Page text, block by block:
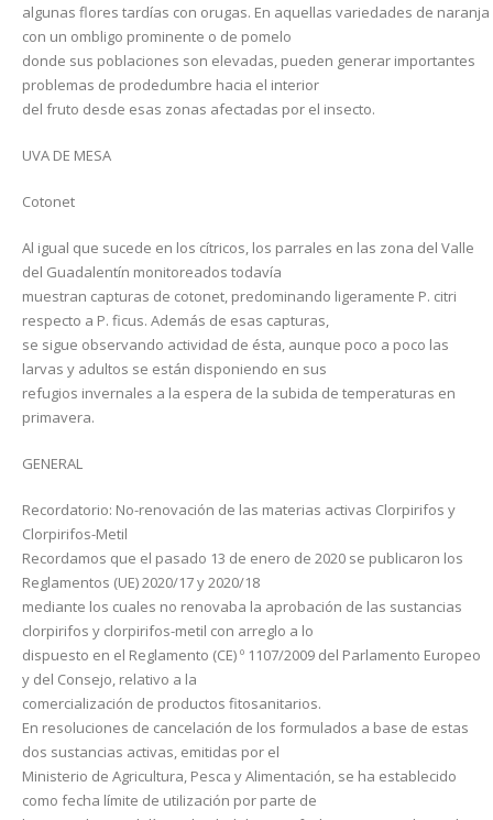
algunas flores tardías con orugas. En aquellas variedades de naranja
con un ombligo prominente o de pomelo
donde sus poblaciones son elevadas, pueden generar importantes
problemas de prodedumbre hacia el interior
del fruto desde esas zonas afectadas por el insecto.
UVA DE MESA
Cotonet
Al igual que sucede en los cítricos, los parrales en las zona del Valle
del Guadalentín monitoreados todavía
muestran capturas de cotonet, predominando ligeramente P. citri
respecto a P. ficus. Además de esas capturas,
se sigue observando actividad de ésta, aunque poco a poco las
larvas y adultos se están disponiendo en sus
refugios invernales a la espera de la subida de temperaturas en
primavera.
GENERAL
Recordatorio: No-renovación de las materias activas Clorpirifos y
Clorpirifos-Metil
Recordamos que el pasado 13 de enero de 2020 se publicaron los
Reglamentos (UE) 2020/17 y 2020/18
mediante los cuales no renovaba la aprobación de las sustancias
clorpirifos y clorpirifos-metil con arreglo a lo
dispuesto en el Reglamento (CE) º 1107/2009 del Parlamento Europeo
y del Consejo, relativo a la
comercialización de productos fitosanitarios.
En resoluciones de cancelación de los formulados a base de estas
dos sustancias activas, emitidas por el
Ministerio de Agricultura, Pesca y Alimentación, se ha establecido
como fecha límite de utilización por parte de